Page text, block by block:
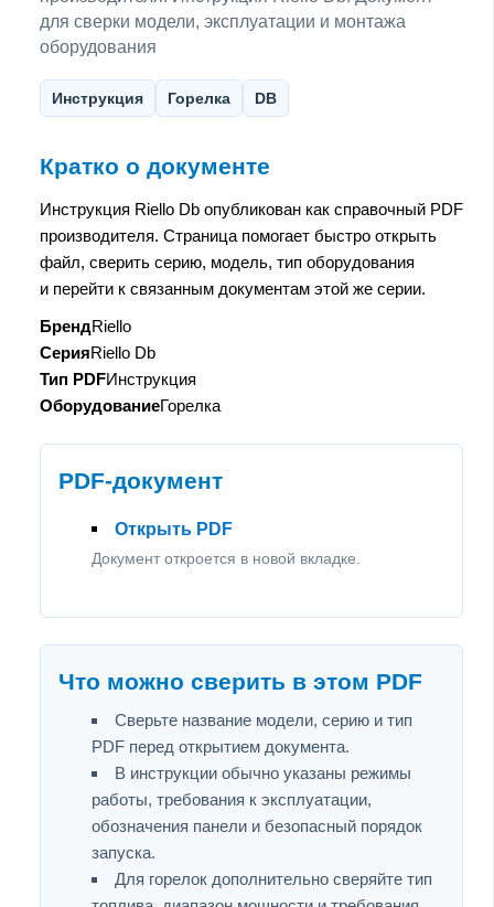
для сверки модели, эксплуатации и монтажа
оборудования
Инструкция Горелка DB
Кратко о документе
Инструкция Riello Db опубликован как справочный PDF
производителя. Страница помогает быстро открыть
файл, сверить серию, модель, тип оборудования
и перейти к связанным документам этой же серии.
БрендRiello
СерияRiello Db
Тип PDFИнструкция
ОборудованиеГорелка
PDF-документ
Открыть PDF
Документ откроется в новой вкладке.
Что можно сверить в этом PDF
Сверьте название модели, серию и тип
PDF перед открытием документа.
В инструкции обычно указаны режимы
работы, требования к эксплуатации,
обозначения панели и безопасный порядок
запуска.
Для горелок дополнительно сверяйте тип